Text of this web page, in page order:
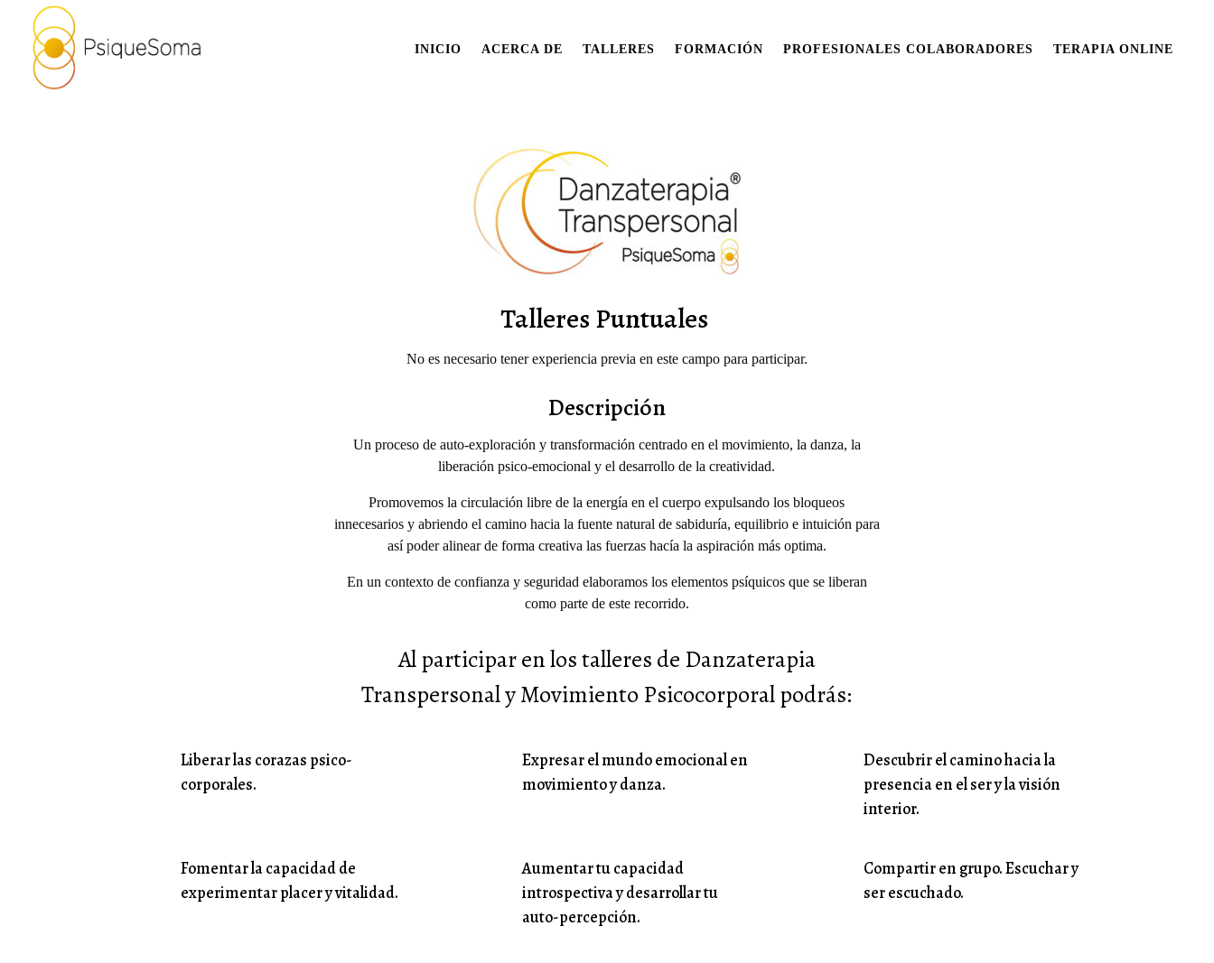
INICIO ACERCA DE TALLERES FORMACIÓN PROFESIONALES COLABORADORES TERAPIA ONLINE
Talleres Puntuales
No es necesario tener experiencia previa en este campo para participar.
Descripción
Un proceso de auto-exploración y transformación centrado en el movimiento, la danza, la
liberación psico-emocional y el desarrollo de la creatividad.
Promovemos la circulación libre de la energía en el cuerpo expulsando los bloqueos
innecesarios y abriendo el camino hacia la fuente natural de sabiduría, equilibrio e intuición para
así poder alinear de forma creativa las fuerzas hacía la aspiración más optima.
En un contexto de confianza y seguridad elaboramos los elementos psíquicos que se liberan
como parte de este recorrido.
Al participar en los talleres de Danzaterapia
Transpersonal y Movimiento Psicocorporal podrás:
Liberar las corazas psico-
corporales.
Expresar el mundo emocional en
movimiento y danza.
Descubrir el camino hacia la
presencia en el ser y la visión
interior.
Fomentar la capacidad de
experimentar placer y vitalidad.
Aumentar tu capacidad
introspectiva y desarrollar tu
auto-percepción.
Compartir en grupo. Escuchar y
ser escuchado.